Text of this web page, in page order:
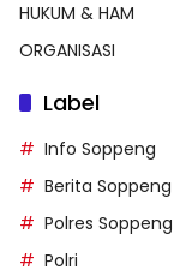
HUKUM & HAM
ORGANISASI
Label
Info Soppeng
Berita Soppeng
Polres Soppeng
Polri